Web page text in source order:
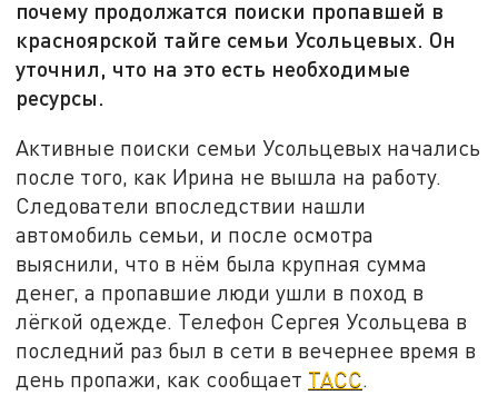
почему продолжатся поиски пропавшей в
красноярской тайге семьи Усольцевых. Он
уточнил, что на это есть необходимые
ресурсы.
Активные поиски семьи Усольцевых начались
после того, как Ирина не вышла на работу.
Следователи впоследствии нашли
автомобиль семьи, и после осмотра
выяснили, что в нём была крупная сумма
денег, а пропавшие люди ушли в поход в
лёгкой одежде. Телефон Сергея Усольцева в
последний раз был в сети в вечернее время в
день пропажи, как сообщает ТАСС.